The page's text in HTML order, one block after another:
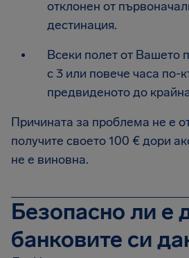
отклонен от
дестинация.
Всеки полет от Вашето
с 3 или повече часа по-
предвиденото до
Причината за проблема не е
получите своето 100 € дори
не е виновна.
Безопасно ли е
банковите си